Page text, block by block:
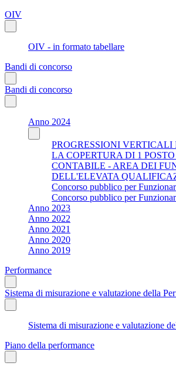
OIV
OIV - in formato tabellare
Bandi di concorso
Bandi di concorso
Anno 2024
PROGRESSIONI VERTICALI
LA COPERTURA DI 1
CONTABILE - AREA DEI
DELL'ELEVATA
Concorso pubblico per
Concorso pubblico per
Anno 2023
Anno 2022
Anno 2021
Anno 2020
Anno 2019
Performance
Sistema di misurazione e valutazione della
Sistema di misurazione e valutazione
Piano della performance